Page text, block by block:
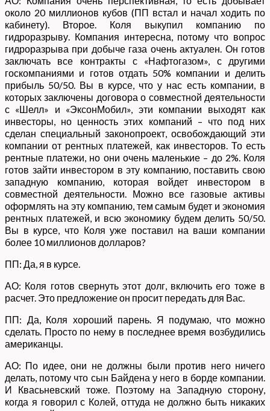
около 20 миллионов кубов (ПП встал и начал ходить по
кабинету). Второе. Коля выкупил компанию по
гидроразрыву. Компания интересна, потому что вопрос
гидроразрыва при добыче газа очень актуален. Он готов
заключать все контракты с «Нафтогазом», с другими
госкомпаниями и готов отдать 50% компании и делить
прибыль 50/50. Вы в курсе, что у нас есть компании, в
которых заключены договора о совместной деятельности
с «Шелл» и «ЭксонМобил», эти компании выходят как
инвесторы, но ценность этих компаний – что под них
сделан специальный законопроект, освобождающий эти
компании от рентных платежей, как инвесторов. То есть
рентные платежи, но они очень маленькие – до 2%. Коля
готов зайти инвестором в эту компанию, поставить свою
западную компанию, которая войдет инвестором в
совместной деятельности. Можно все газовые активы
оформлять на эту компанию, тем самым будет и экономия
рентных платежей, и всю экономику будем делить 50/50.
Вы в курсе, что Коля уже поставил на ваши компании
более 10 миллионов долларов?
ПП: Да, я в курсе.
АО: Коля готов свернуть этот долг, включить его тоже в
расчет. Это предложение он просит передать для Вас.
ПП: Да, Коля хороший парень. Я подумаю, что можно
сделать. Просто по нему в последнее время возбудились
американцы.
АО: По идее, они не должны были против него ничего
делать, потому что сын Байдена у него в борде компании.
И Квасьневский тоже. Поэтому на Западную сторону,
когда я говорил с Колей, оттуда не должно быть никаких